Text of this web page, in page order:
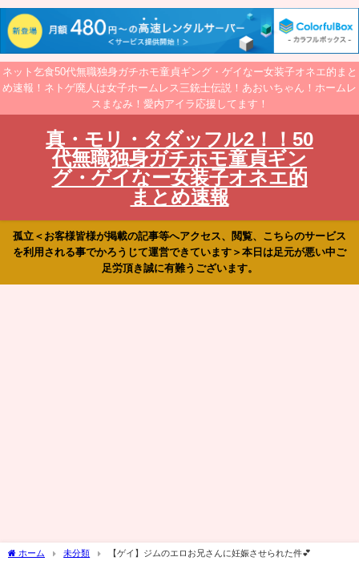
ネット乞食50代無職独身ガチホモ童貞ギング・ゲイなー女装子オネエ的まと
め速報！ネトゲ廃人は女子ホームレス三銃士伝説！あおいちゃん！ホームレ
スまなみ！愛内アイラ応援してます！
真・モリ・タダッフル2！！50
代無職独身ガチホモ童貞ギン
グ・ゲイなー女装子オネエ的
まとめ速報
孤立＜お客様皆様が掲載の記事等へアクセス、閲覧、こちらのサービス
を利用される事でかろうじて運営できています＞本日は足元が悪い中ご
足労頂き誠に有難うございます。
ホーム 未分類 【ゲイ】ジムのエロお兄さんに妊娠させられた件💕